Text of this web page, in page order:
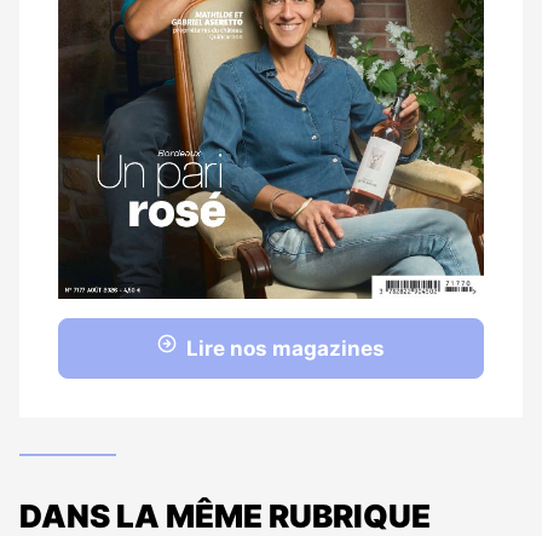
Lire nos magazines
DANS LA MÊME RUBRIQUE